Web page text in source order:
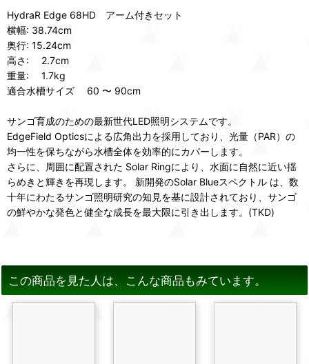
HydraR Edge 68HD アーム付きセット
横幅: 38.74cm
奥行: 15.24cm
高さ: 2.7cm
重量: 1.7kg
適合水槽サイズ 60 〜 90cm
サンゴ育成のための最新世代LED照明システムです。
EdgeField Opticsによる広角出力を採用しており、光量（PAR）の
均一性を保ちながら水槽全体を効率的にカバーします。
さらに、周囲に配置された Solar Ringにより、水面に自然に近い揺
らめきと輝きを再現します。 新開発のSolar Blueスペクトル は、数
十年にわたるサンゴ照明研究の知見を基に設計されており、サンゴ
の鮮やかな発色と健全な成長を最大限に引き出します。(TKD)
この商品を見た人は、こんな商品もみています。